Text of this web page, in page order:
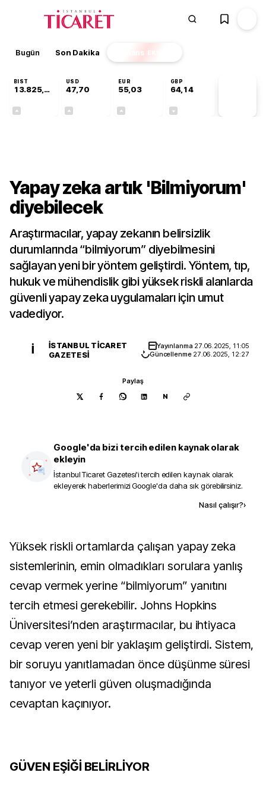
Bugün Son Dakika Finans EKSTRA
BIST
13.825,88
USD
47,70
EUR
55,03
GBP
64,14
Yapay zeka artık 'Bilmiyorum'
diyebilecek
Araştırmacılar, yapay zekanın belirsizlik
durumlarında “bilmiyorum” diyebilmesini
sağlayan yeni bir yöntem geliştirdi. Yöntem, tıp,
hukuk ve mühendislik gibi yüksek riskli alanlarda
güvenli yapay zeka uygulamaları için umut
vadediyor.
İ
İSTANBUL TICARET
GAZETESI
Yayınlanma 27.06.2025, 11:05
Güncellenme 27.06.2025, 12:27
Paylaş
N
Google'da bizi tercih edilen kaynak olarak
ekleyin
İstanbul Ticaret Gazetesi'i tercih edilen kaynak olarak
ekleyerek haberlerimizi Google'da daha sık görebilirsiniz.
Nasıl çalışır?›
Yüksek riskli ortamlarda çalışan yapay zeka
sistemlerinin, emin olmadıkları sorulara yanlış
cevap vermek yerine “bilmiyorum” yanıtını
tercih etmesi gerekebilir. Johns Hopkins
Üniversitesi’nden araştırmacılar, bu ihtiyaca
cevap veren yeni bir yaklaşım geliştirdi. Sistem,
bir soruyu yanıtlamadan önce düşünme süresi
tanıyor ve yeterli güven oluşmadığında
cevaptan kaçınıyor.
GÜVEN EŞİĞİ BELİRLİYOR